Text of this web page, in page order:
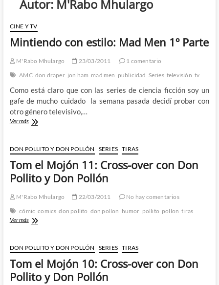
Autor: M'Rabo Mhulargo
CINE Y TV
Mintiendo con estilo: Mad Men 1º Parte
M'Rabo Mhulargo 23/03/2011
1 comentario
AMC don draper jon ham mad men publicidad Series televisión tv
Como está claro que con las series de ciencia ficción soy un
gafe de mucho cuidado la semana pasada decidí probar con
otro género televisivo,…
Ver másMintiendo
Mad
Men
1º
Parte
DON POLLITO Y DON POLLÓN SERIES TIRAS
Tom el Mojón 11: Cross-over con Don
Pollito y Don Pollón
M'Rabo Mhulargo 22/03/2011
No hay comentarios
cómic comics don pollito don pollon humor pollito pollon tiras
Ver másTom
11:
Cross-
over
con
Don
DON POLLITO Y DON POLLÓN SERIES TIRAS
Tom el Mojón 10: Cross-over con Don
Pollito y Don Pollón